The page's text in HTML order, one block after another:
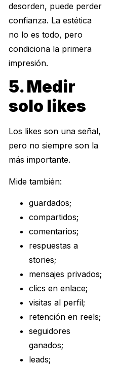
desorden, puede perder
confianza. La estética
no lo es todo, pero
condiciona la primera
impresión.
5. Medir
solo likes
Los likes son una señal,
pero no siempre son la
más importante.
Mide también:
guardados;
compartidos;
comentarios;
respuestas a
stories;
mensajes privados;
clics en enlace;
visitas al perfil;
retención en reels;
seguidores
ganados;
leads;